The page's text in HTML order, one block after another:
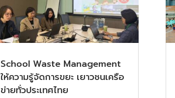
School Waste Management
ให้ความรู้จัดการขยะ เยาวชนเครือ
ข่ายทั่วประเทศไทย